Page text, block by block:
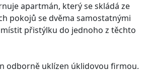
apartmán, který se skládá ze
pokojů se dvěma samostatnými
přistýlku do jednoho z těchto
odborně uklízen úklidovou firmou.